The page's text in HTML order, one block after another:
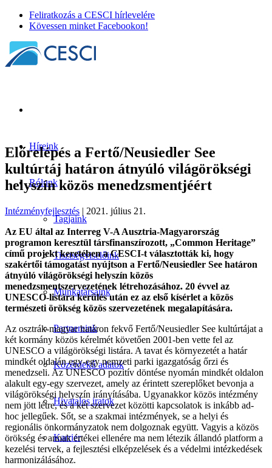
Feliratkozás a CESCI hírlevelére
Kövessen minket Facebookon!
Híreink
Rólunk
Tagjaink
Tisztségviselőink
Munkatársaink
Partnereink
Közérdekű adatok
Hivatalos iratok
Karrier
Előrelépés a Fertő/Neusiedler See
kultúrtáj határon átnyúló világörökségi
helyszín közös menedzsmentjéért
Intézményfejlesztés | 2021. július 21.
Az EU által az Interreg V-A Ausztria-Magyarország
programon keresztül társfinanszírozott, „Common Heritage”
című projekt keretében a CESCI-t választották ki, hogy
szakértői támogatást nyújtson a Fertő/Neusiedler See határon
átnyúló világörökségi helyszín közös
menedzsmentszervezetének létrehozásához. 20 évvel az
UNESCO-listára kerülés után ez az első kísérlet a közös
természeti örökség közös szervezetének megalapítására.
Az osztrák-magyar határon fekvő Fertő/Neusiedler See kultúrtájat a
két kormány közös kérelmét követően 2001-ben vette fel az
UNESCO a világörökségi listára. A tavat és környezetét a határ
mindkét oldalán egy-egy nemzeti parki igazgatóság őrzi és
menedzseli. Az UNESCO pozitív döntése nyomán mindkét oldalon
alakult egy-egy szervezet, amely az érintett szereplőket bevonja a
világörökségi helyszín irányításába. Ugyanakkor közös intézmény
nem jött létre, és a két szervezet közötti kapcsolatok is inkább ad-
hoc jellegűek. Sőt, se a szakmai intézmények, se a helyi és
regionális önkormányzatok nem dolgoznak együtt. Vagyis a közös
örökség és annak értékei ellenére ma nem létezik állandó platform a
kezelési tervek, a fejlesztési elképzelések és a védelmi intézkedések
harmonizálásához.